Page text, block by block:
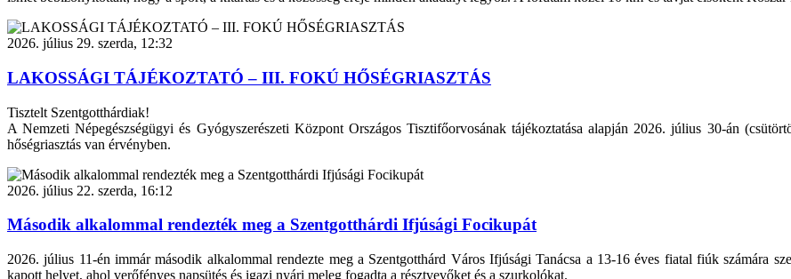
2026. július 29. szerda, 12:32
LAKOSSÁGI TÁJÉKOZTATÓ – III. FOKÚ HŐSÉGRIASZTÁS
Tisztelt Szentgotthárdiak!
A Nemzeti Népegészségügyi és Gyógyszerészeti Központ Országos Tisztifőorvosának tájékoztatása alapján 2026. július 30-án
hőségriasztás van érvényben.
2026. július 22. szerda, 16:12
Második alkalommal rendezték meg a Szentgotthárdi Ifjúsági Focikupát
2026. július 11-én immár második alkalommal rendezte meg a Szentgotthárd Város Ifjúsági Tanácsa a 13-16 éves fiatal fiúk számára
kapott helyet, ahol verőfényes napsütés és igazi nyári meleg fogadta a résztvevőket és a szurkolókat.